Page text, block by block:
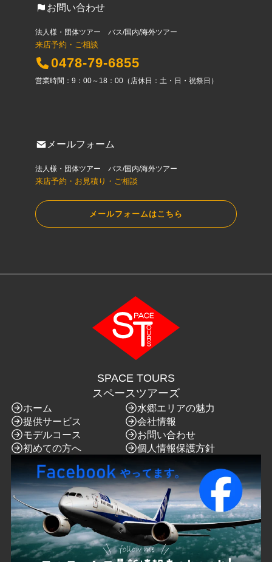
お問い合わせ
法人様・団体ツアー バス/国内/海外ツアー
来店予約・ご相談
0478-79-6855
営業時間：9：00～18：00（店休日：土・日・祝祭日）
メールフォーム
法人様・団体ツアー バス/国内/海外ツアー
来店予約・お見積り・ご相談
メールフォームはこちら
SPACE TOURS
スペースツアーズ
ホーム
提供サービス
モデルコース
初めての方へ
水郷エリアの魅力
会社情報
お問い合わせ
個人情報保護方針